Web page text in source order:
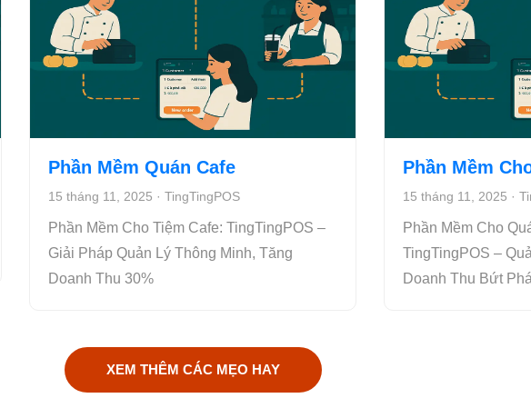
Phần Mềm Quán Cafe
15 tháng 11, 2025 · TingTingPOS
Phần Mềm Cho Tiệm Cafe: TingTingPOS –
Giải Pháp Quản Lý Thông Minh, Tăng
Doanh Thu 30%
Phần Mềm
15 tháng 11, 2025 ·
Phần Mềm Cho
TingTingPOS –
Doanh Thu Bứt
XEM THÊM CÁC MẸO HAY